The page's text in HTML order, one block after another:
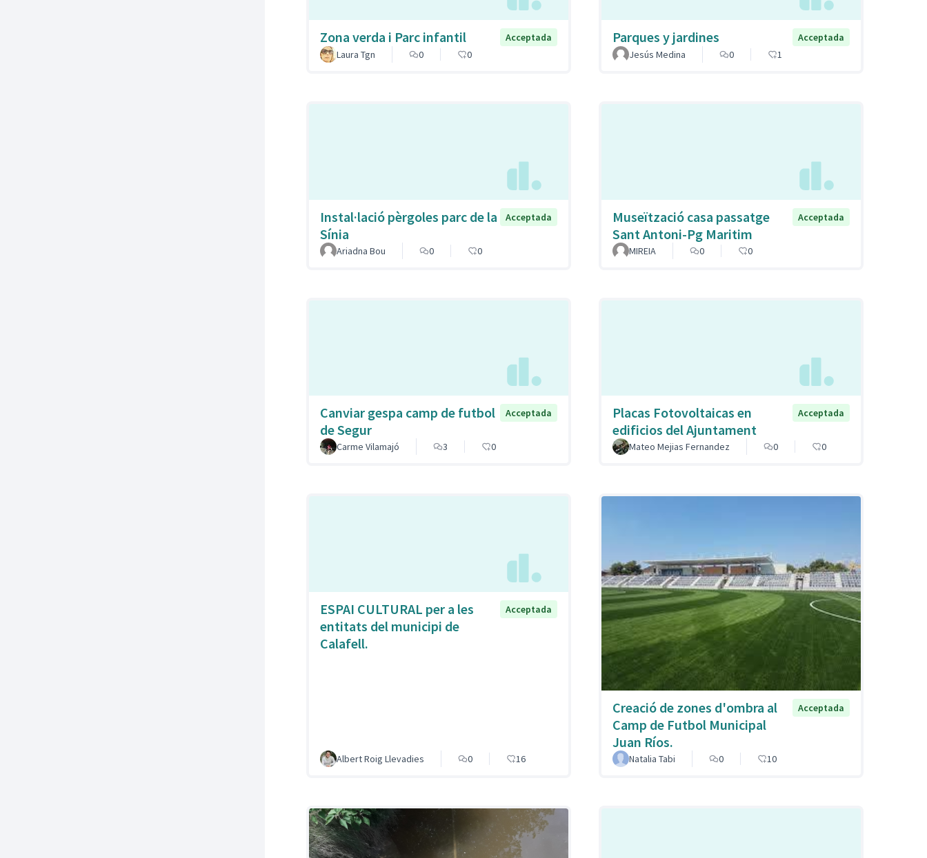
Zona verda i Parc infantil
Acceptada
Laura Tgn
0 0
Parques y jardines
Acceptada
Jesús Medina
0 1
Instal·lació pèrgoles parc de la
Sínia
Acceptada
Ariadna Bou 0 0
Museïtzació casa passatge
Sant Antoni-Pg Maritim
Acceptada
MIREIA 0 0
Canviar gespa camp de futbol
de Segur
Acceptada
Carme Vilamajó 3 0
Placas Fotovoltaicas en
edificios del Ajuntament
Acceptada
Mateo Mejias Fernandez 0 0
ESPAI CULTURAL per a les
entitats del municipi de
Calafell.
Acceptada
Albert Roig Llevadies 0 16
Creació de zones d'ombra al
Camp de Futbol Municipal
Juan Ríos.
Acceptada
Natalia Tabi 0 10